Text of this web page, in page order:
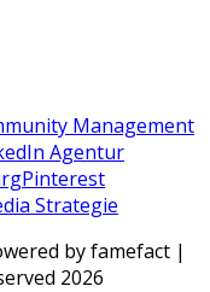
Management
Agentur
Pinterest
Strategie
by famefact |
2026